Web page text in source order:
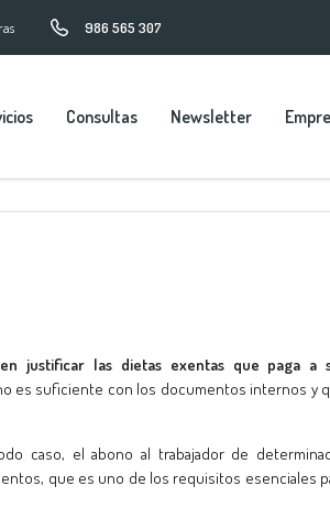
986 565 307
Consultas Newsletter
justificar las dietas exentas que paga a
es suficiente con los documentos internos y
caso, el abono al trabajador de
que es uno de los requisitos esenciales